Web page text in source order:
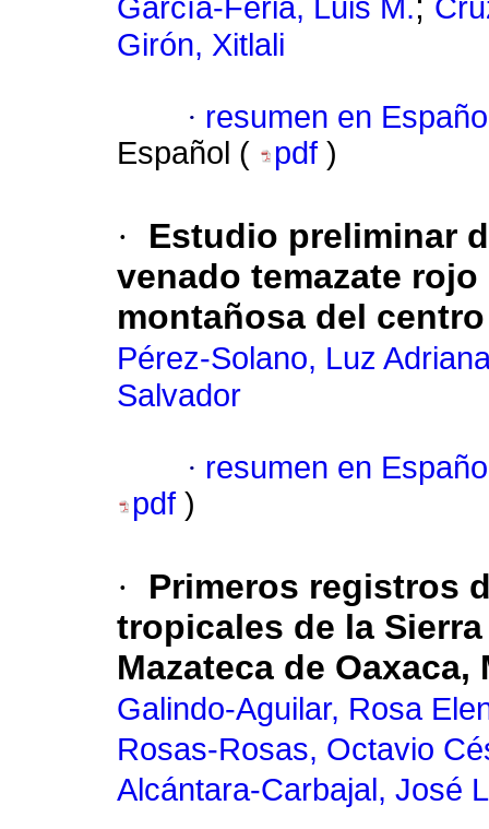
García-Feria, Luis M.
Girón, Xitlali
· resumen en
Español (
pdf )
·
Estudio preliminar
venado temazate
montañosa del
Pérez-Solano, Luz
Salvador
· resumen en
pdf )
·
Primeros registros
tropicales de la
Mazateca de Oaxaca,
Galindo-Aguilar, Rosa
Rosas-Rosas, Octavio
Alcántara-Carbajal, José